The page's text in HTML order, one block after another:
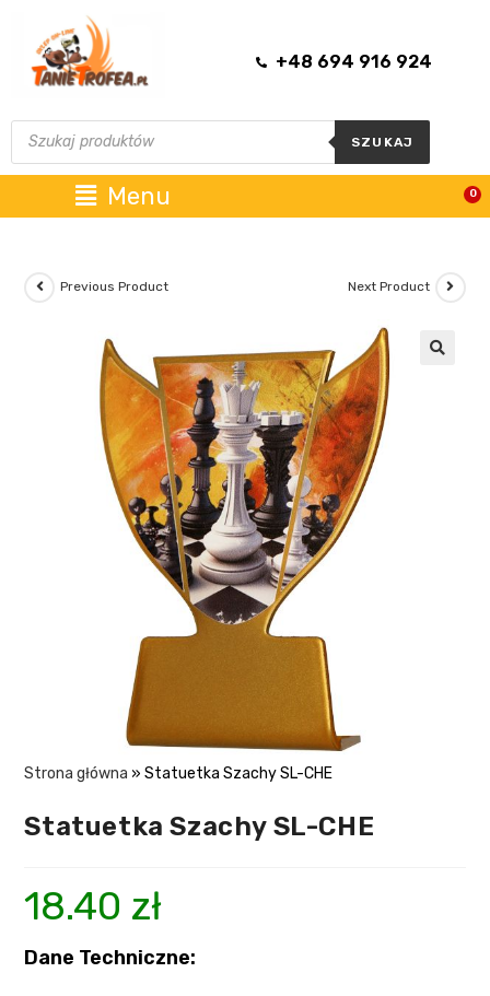
+48 694 916 924
SZUKAJ
Menu 0
Previous Product Next Product
Strona główna »Statuetka Szachy SL-CHE
Statuetka Szachy SL-CHE
18.40 zł
Dane Techniczne: